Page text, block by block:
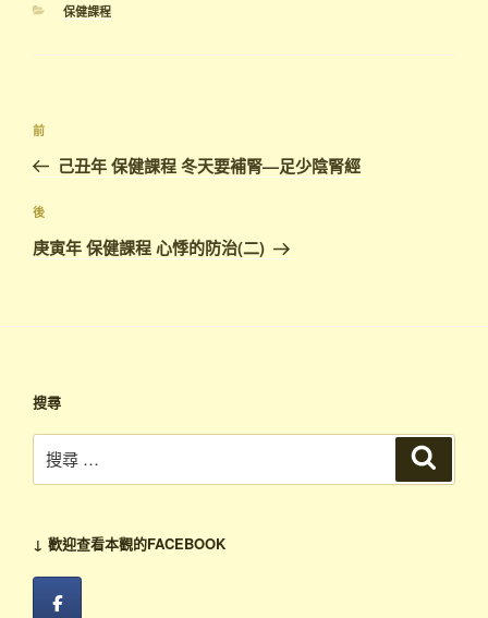
分
保健課程
文
導
覽
上
一
篇
文
章
前
己丑年 保健課程 冬天要補腎—足少陰腎經
下
篇
文
後
庚寅年 保健課程 心悸的防治(二)
搜尋
尋：
↓ 歡迎查看本觀的FACEBOOK